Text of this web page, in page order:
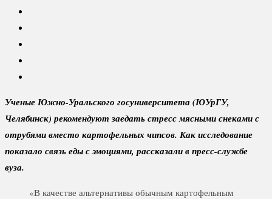
Ученые Южно-Уральского госуниверситета (ЮУрГУ,
Челябинск) рекомендуют заедать стресс мясными снеками с
отрубями вместо картофельных чипсов. Как исследование
показало связь еды с эмоциями, рассказали в пресс-службе
вуза.
«В качестве альтернативы обычным картофельным